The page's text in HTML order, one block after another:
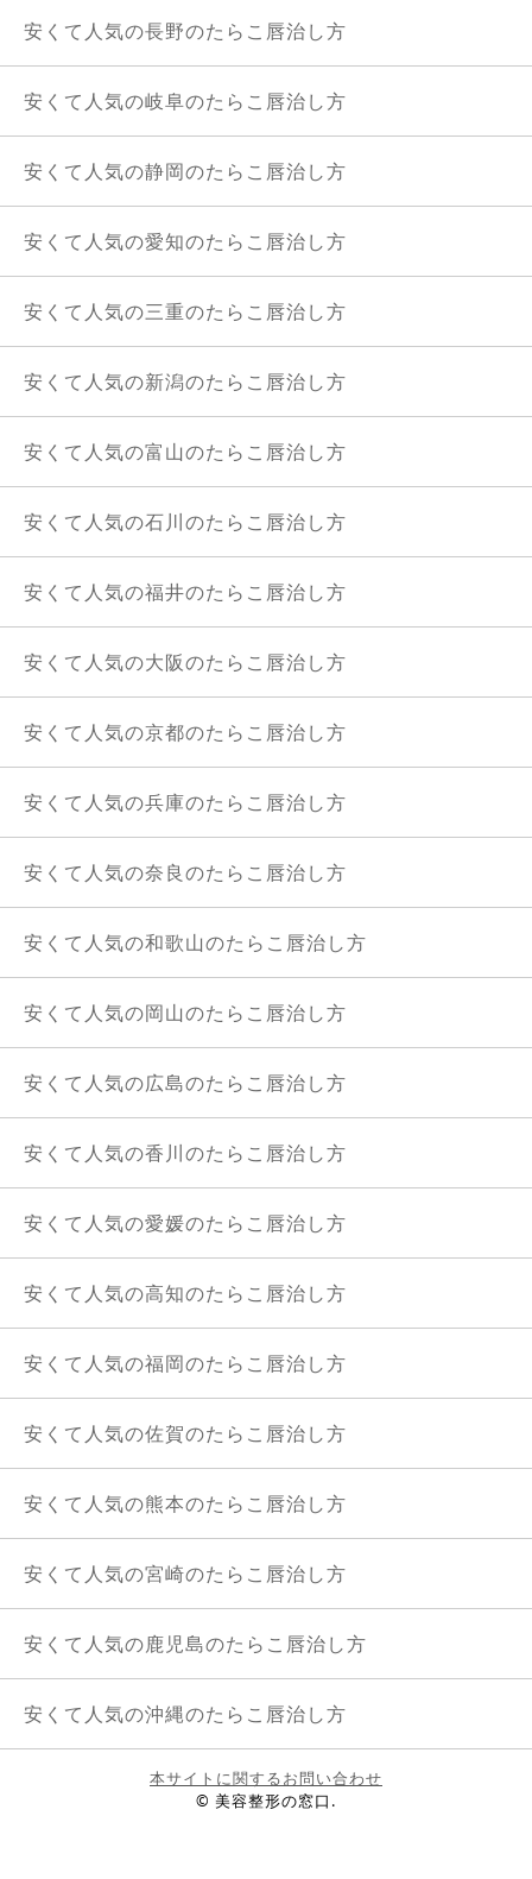
安くて人気の長野のたらこ唇治し方
安くて人気の岐阜のたらこ唇治し方
安くて人気の静岡のたらこ唇治し方
安くて人気の愛知のたらこ唇治し方
安くて人気の三重のたらこ唇治し方
安くて人気の新潟のたらこ唇治し方
安くて人気の富山のたらこ唇治し方
安くて人気の石川のたらこ唇治し方
安くて人気の福井のたらこ唇治し方
安くて人気の大阪のたらこ唇治し方
安くて人気の京都のたらこ唇治し方
安くて人気の兵庫のたらこ唇治し方
安くて人気の奈良のたらこ唇治し方
安くて人気の和歌山のたらこ唇治し方
安くて人気の岡山のたらこ唇治し方
安くて人気の広島のたらこ唇治し方
安くて人気の香川のたらこ唇治し方
安くて人気の愛媛のたらこ唇治し方
安くて人気の高知のたらこ唇治し方
安くて人気の福岡のたらこ唇治し方
安くて人気の佐賀のたらこ唇治し方
安くて人気の熊本のたらこ唇治し方
安くて人気の宮崎のたらこ唇治し方
安くて人気の鹿児島のたらこ唇治し方
安くて人気の沖縄のたらこ唇治し方
本サイトに関するお問い合わせ
© 美容整形の窓口.